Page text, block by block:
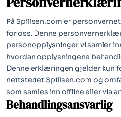
På Spillsen.com er
for oss. Denne
personopplysninger vi samler
hvordan opplysningene
Denne erklæringen gjelder kun
nettstedet Spillsen.com og
som samles inn offline eller via
Behandlingsansvarlig